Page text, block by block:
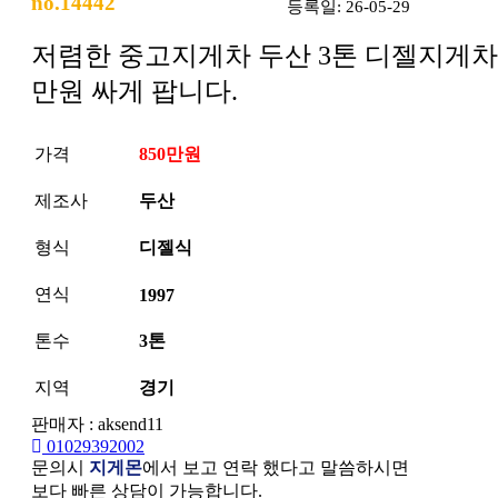
등록일: 26-05-29
저렴한 중고지게차 두산 3톤 디젤지게
만원 싸게 팝니다.
가격 850만원
제조사 두산
형식 디젤식
연식 1997
톤수 3톤
지역
경기
판매자 : aksend11
01029392002
문의시 지게몬에서 보고 연락 했다고 말씀하시면
보다 빠른 상담이 가능합니다.